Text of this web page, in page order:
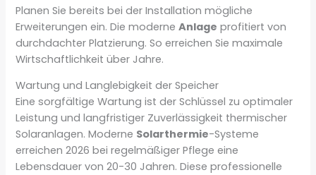
Planen Sie bereits bei der Installation mögliche
Erweiterungen ein. Die moderneAnlage profitiert von
durchdachter Platzierung. So erreichen Sie maximale
Wirtschaftlichkeit über Jahre.
Wartung und Langlebigkeit der Speicher
Eine sorgfältige Wartung ist der Schlüssel zu optimaler
Leistung und langfristiger Zuverlässigkeit thermischer
Solaranlagen. Moderne Solarthermie-Systeme
erreichen 2026 bei regelmäßiger Pflege eine
Lebensdauer von 20-30 Jahren. Diese professionelle